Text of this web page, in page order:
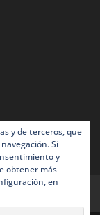
y de terceros, que
Si
y
obtener más
en